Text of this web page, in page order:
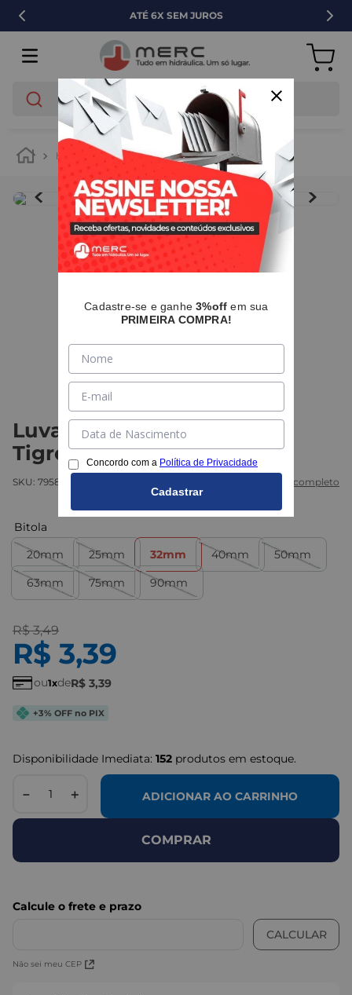
VENDA PARA EMPRESAS
O que você está buscando?
hidráulica tubos e conexões ppr
IMAGENS MERAMENTE ILUSTRATIVAS
Luva PPR Industrial Azul -
Tigre
SKU: 795800001 Ver descritivo completo
Bitola
20mm
25mm 32mm 40mm
50mm
63mm
75mm 90mm
R$ 3,49
R$ 3,39
ou1 deR$ 3,39
+3% OFF no PIX
Disponibilidade Imediata: 152 produtos em estoque.
＋
－ ADICIONAR AO CARRINHO
COMPRAR
Não sei meu CEP
Cadastre-se e ganhe3%off em sua
PRIMEIRA COMPRA!
Concordo com a Política de Privacidade
Cadastrar